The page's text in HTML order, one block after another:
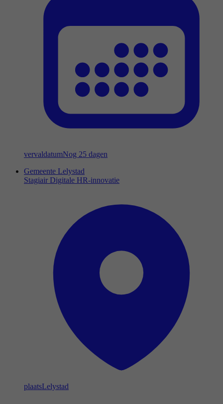
vervaldatumNog 25 dagen
Gemeente Lelystad
Stagiair Digitale HR-innovatie
plaatsLelystad